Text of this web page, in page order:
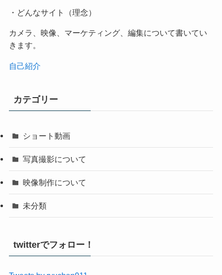
・どんなサイト（理念）
カメラ、映像、マーケティング、編集について書いてい
きます。
自己紹介
カテゴリー
ショート動画
写真撮影について
映像制作について
未分類
twitterでフォロー！